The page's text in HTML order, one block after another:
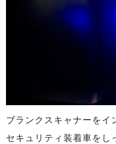
ブランクスキャナーをイ
セキュリティ装着車をし